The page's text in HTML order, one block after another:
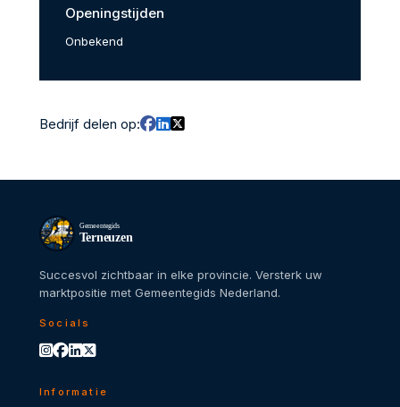
Openingstijden
Onbekend
Bedrijf delen op:
Gemeentegids
Terneuzen
Succesvol zichtbaar in elke provincie. Versterk uw
marktpositie met Gemeentegids Nederland.
Socials
Informatie